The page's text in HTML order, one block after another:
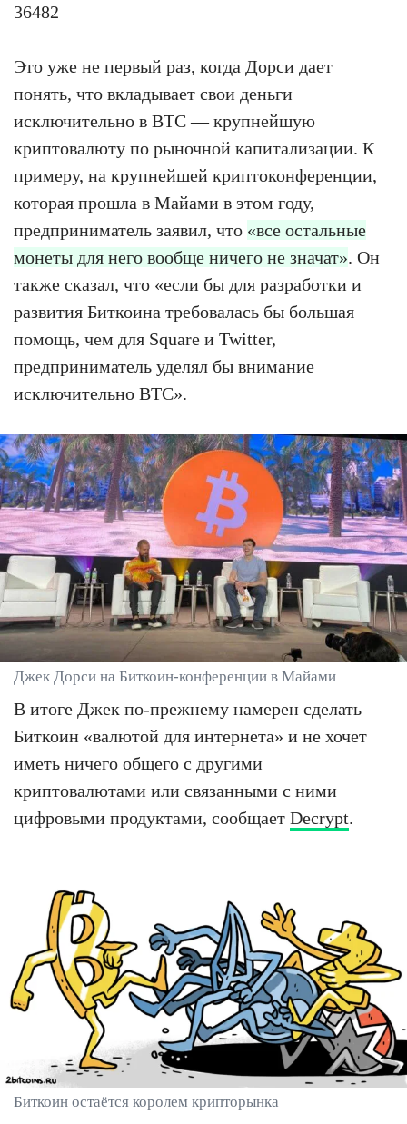
36482
Это уже не первый раз, когда Дорси дает
понять, что вкладывает свои деньги
исключительно в BTC — крупнейшую
криптовалюту по рыночной капитализации. К
примеру, на крупнейшей криптоконференции,
которая прошла в Майами в этом году,
предприниматель заявил, что «все остальные
монеты для него вообще ничего не значат». Он
также сказал, что «если бы для разработки и
развития Биткоина требовалась бы большая
помощь, чем для Square и Twitter,
предприниматель уделял бы внимание
исключительно BTC».
Джек Дорси на Биткоин-конференции в Майами
В итоге Джек по-прежнему намерен сделать
Биткоин «валютой для интернета» и не хочет
иметь ничего общего с другими
криптовалютами или связанными с ними
цифровыми продуктами, сообщает Decrypt.
Биткоин остаётся королем крипторынка